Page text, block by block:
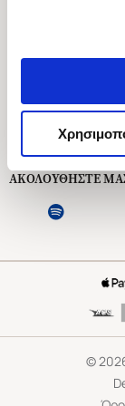
Εξυπηρέτηση
ΑΚΟΛΟΥΘΗΣΤΕ
©